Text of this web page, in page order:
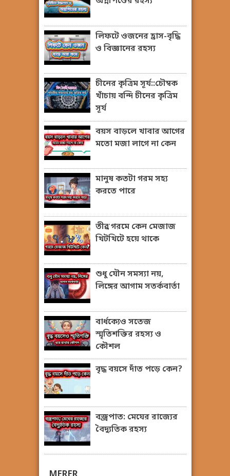
লিফটে ওজনের হ্রাস-বৃদ্ধি
ও বিজ্ঞানের রহস্য
চীনের কৃত্রিম সূর্য::চৌম্বক
খাঁচায় বন্দি চীনের কৃত্রিম
সূর্য
বয়স বাড়লে খাবার আগের
মতো মজা লাগে না কেন
মানুষ কতটা গরম সহ্য
করতে পারে
তীব্র গরমে কেন মেজাজ
খিটখিটে হয়ে থাকে
শুধু যৌন সমস্যা নয়,
লিঙ্গের আগাম সতর্কবার্তা
বার্ধক্যেও সতেজ
স্মৃতিশক্তির রহস্য ও
কৌশল
বৃদ্ধ বয়সে দাঁত পড়ে কেন?
বজ্রপাত: মেঘের রাজ্যের
বৈদ্যুতিক রহস্য